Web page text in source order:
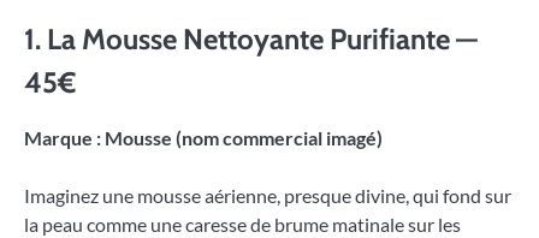
1. La Mousse Nettoyante Purifiante —
45€
Marque : Mousse (nom commercial imagé)
Imaginez une mousse aérienne, presque divine, qui fond sur
la peau comme une caresse de brume matinale sur les